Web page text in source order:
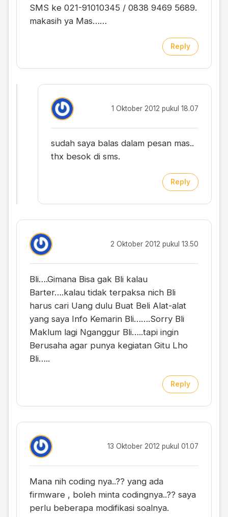
SMS ke 021-91010345 / 0838 9469 5689.
makasih ya Mas……
Reply
1 Oktober 2012 pukul 18.07
sudah saya balas dalam pesan mas..
thx besok di sms.
Reply
2 Oktober 2012 pukul 13.50
Bli….Gimana Bisa gak Bli kalau
Barter….kalau tidak terpaksa nich Bli
harus cari Uang dulu Buat Beli Alat-alat
yang saya Info Kemarin Bli…….Sorry Bli
Maklum lagi Nganggur Bli…..tapi ingin
Berusaha agar punya kegiatan Gitu Lho
Bli…..
Reply
13 Oktober 2012 pukul 01.07
Mana nih coding nya..?? yang ada
firmware , boleh minta codingnya..?? saya
perlu beberapa modifikasi soalnya.